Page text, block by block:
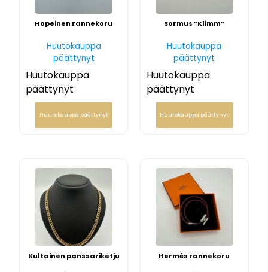
Hopeinen rannekoru
Huutokauppa
päättynyt
Huutokauppa
päättynyt
Huutokauppa päättynyt
Sormus ”Klimm”
Huutokauppa
päättynyt
Huutokauppa
päättynyt
Huutokauppa päättynyt
Kultainen panssariketju Hermès rannekoru